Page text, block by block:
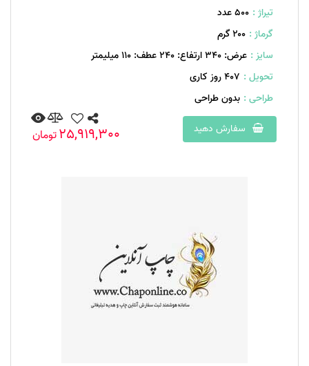
تیراژ : 500 عدد
گرماژ : ۲۰۰ گرم
سایز : عرض: 340 ارتفاع: 240 عطف: 110 میلیمتر
تحویل : 407 روز کاری
طراحی : بدون طراحی
سفارش دهید
25,919,300تومان